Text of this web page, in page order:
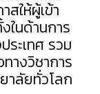
ให้ผู้เข้า
ในด้านการ
ระเทศ รวม
างวิชาการ
าลัยทั่วโลก